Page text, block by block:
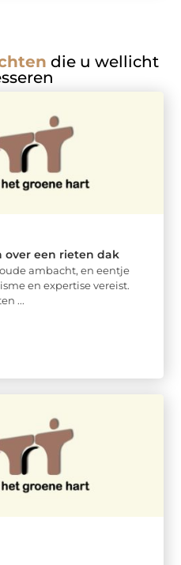
die u wellicht
over een rieten dak
ambacht, en eentje
en expertise vereist.
...